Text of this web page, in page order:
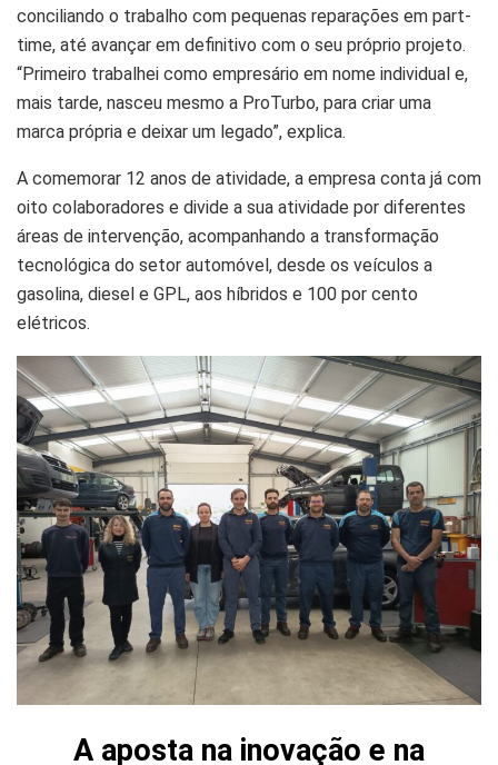
conciliando o trabalho com pequenas reparações em part-
time, até avançar em definitivo com o seu próprio projeto.
“Primeiro trabalhei como empresário em nome individual e,
mais tarde, nasceu mesmo a ProTurbo, para criar uma
marca própria e deixar um legado”, explica.
A comemorar 12 anos de atividade, a empresa conta já com
oito colaboradores e divide a sua atividade por diferentes
áreas de intervenção, acompanhando a transformação
tecnológica do setor automóvel, desde os veículos a
gasolina, diesel e GPL, aos híbridos e 100 por cento
elétricos.
A aposta na inovação e na